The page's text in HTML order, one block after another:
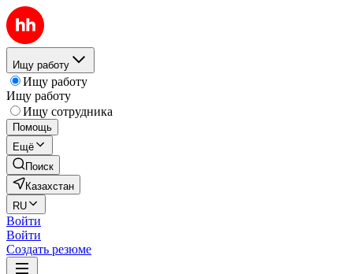
Ищу работу
Ищу работу
Ищу работу
Ищу сотрудника
Помощь
Ещё
Поиск
Казахстан
RU
Войти
Войти
Создать резюме